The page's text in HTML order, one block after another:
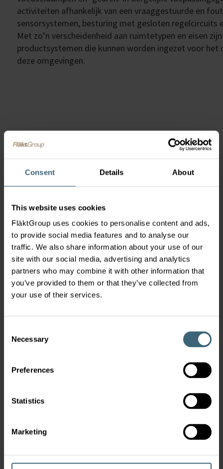
Consent Details About
This website uses cookies
FläktGroup uses cookies to personalise content and ads,
to provide social media features and to analyse our
traffic. We also share information about your use of our
site with our social media, advertising and analytics
partners who may combine it with other information that
you’ve provided to them or that they’ve collected from
your use of their services.
Selection
Necessary
Preferences
Statistics
Marketing
activiteiten afhankelijk van een vraaggestuurde en
sensorsystemen, besturing met gesloten regelcircuits
Met zo’n verscheidenheid aan ruimtetypen en eisen
productsystemen die kunnen worden ingezet voor
deze omgevingen.
SELECTIEPROGRAMMA'S
Configureer het product
SALESCONTACT
Contacteer Ons
Read our Case Studies
Producten